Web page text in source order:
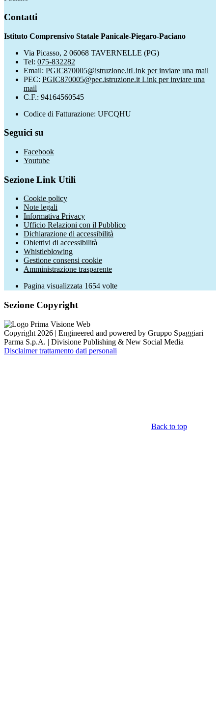
Contatti
Istituto Comprensivo Statale Panicale-Piegaro-Paciano
Via Picasso, 2 06068 TAVERNELLE (PG)
Tel: 075-832282
Email: PGIC870005@istruzione.itLink per inviare una mail
PEC: PGIC870005@pec.istruzione.it Link per inviare una
mail
C.F.: 94164560545
Codice di Fatturazione: UFCQHU
Seguici su
Facebook
Youtube
Sezione Link Utili
Cookie policy
Note legali
Informativa Privacy
Ufficio Relazioni con il Pubblico
Dichiarazione di accessibilità
Obiettivi di accessibilità
Whistleblowing
Gestione consensi cookie
Amministrazione trasparente
Pagina visualizzata 1654 volte
Sezione Copyright
Copyright 2026 | Engineered and powered by Gruppo Spaggiari
Parma S.p.A. | Divisione Publishing & New Social Media
Disclaimer trattamento dati personali
Back to top